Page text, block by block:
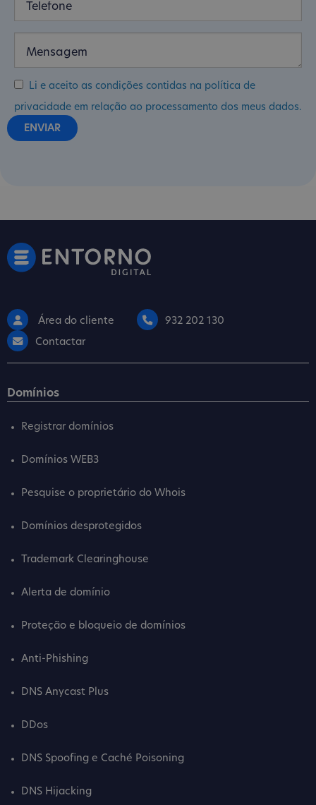
Li e aceito as condições contidas na política de
privacidade em relação ao processamento dos meus dados.
Área do cliente
932 202 130
Contactar
Domínios
Registrar domínios
Domínios WEB3
Pesquise o proprietário do Whois
Domínios desprotegidos
Trademark Clearinghouse
Alerta de domínio
Proteção e bloqueio de domínios
Anti-Phishing
DNS Anycast Plus
DDos
DNS Spoofing e Caché Poisoning
DNS Hijacking